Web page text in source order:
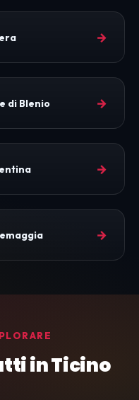
→
di Blenio →
→
→
in Ticino